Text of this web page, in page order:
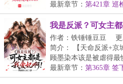
最新章节： 第421章 巡
我是反派？可女主
作者：铁锤锤豆豆
简介： 【天命反派+京
顾墨染本该是被虐得最
最新章节： 第365章 签
底被薅秃